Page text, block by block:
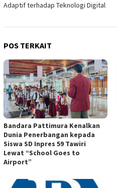
Adaptif terhadap Teknologi Digital
POS TERKAIT
Bandara Pattimura Kenalkan
Dunia Penerbangan kepada
Siswa SD Inpres 59 Tawiri
Lewat “School Goes to
Airport”